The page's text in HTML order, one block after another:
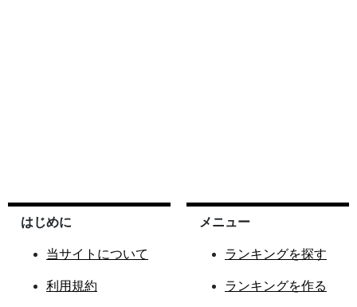
はじめに
当サイトについて
利用規約
メニュー
ランキングを探す
ランキングを作る